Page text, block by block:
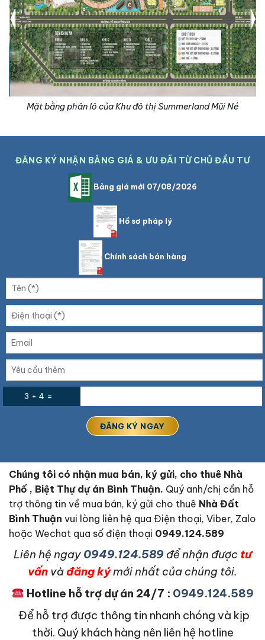
Mặt bằng phân lô của Khu đô thị Summerland Mũi Né
ĐĂNG KÝ NHẬN BẢNG GIÁ & ƯU ĐÃI TỪ CHỦ ĐẦU TƯ
Bảng giá mới 07/08/2026
Hồ sơ pháp lý
Chính sách bán hàng
3 + 4 =
Chúng tôi có nhận mua bán, ký gửi, cho thuê Nhà
Phố , Biệt Thự dự án Bình Thuận. Quý anh/chị cần hỗ
trợ thông tin về mua bán, ký gửi cho thuê Nhà Đất
Bình Thuận vui lòng liên hệ qua Điện thoại, Viber, Zalo
hoặc Wechat qua số điện thoại 0949.124.589
Liên hệ ngay 0949.124.589 để nhận được tư
vấn vàđăng kýmới nhất của chúng tôi.
Hotline hỗ trợ dự án 24/7 : 0949.124.589
Để hỗ trợ được thông tin nhanh chóng và kịp
thời. Quý khách hàng nên liên hệ hotline